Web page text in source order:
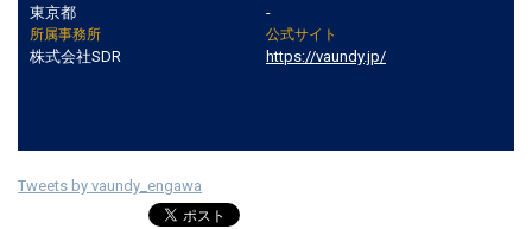
東京都 -
所属事務所
株式会社SDR
公式サイト
https://vaundy.jp/
Tweets by vaundy_engawa